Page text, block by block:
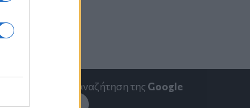
στην αναζήτηση της Google